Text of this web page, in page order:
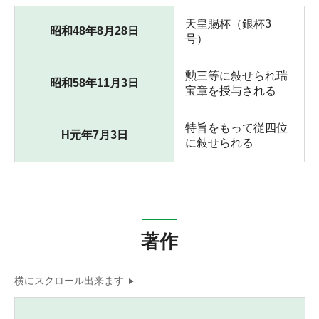
昭和48年8月28日
天皇賜杯（銀杯3
号）
昭和58年11月3日
勲三等に敍せられ瑞
宝章を授与される
H元年7月3日
特旨をもって従四位
に敍せられる
著作